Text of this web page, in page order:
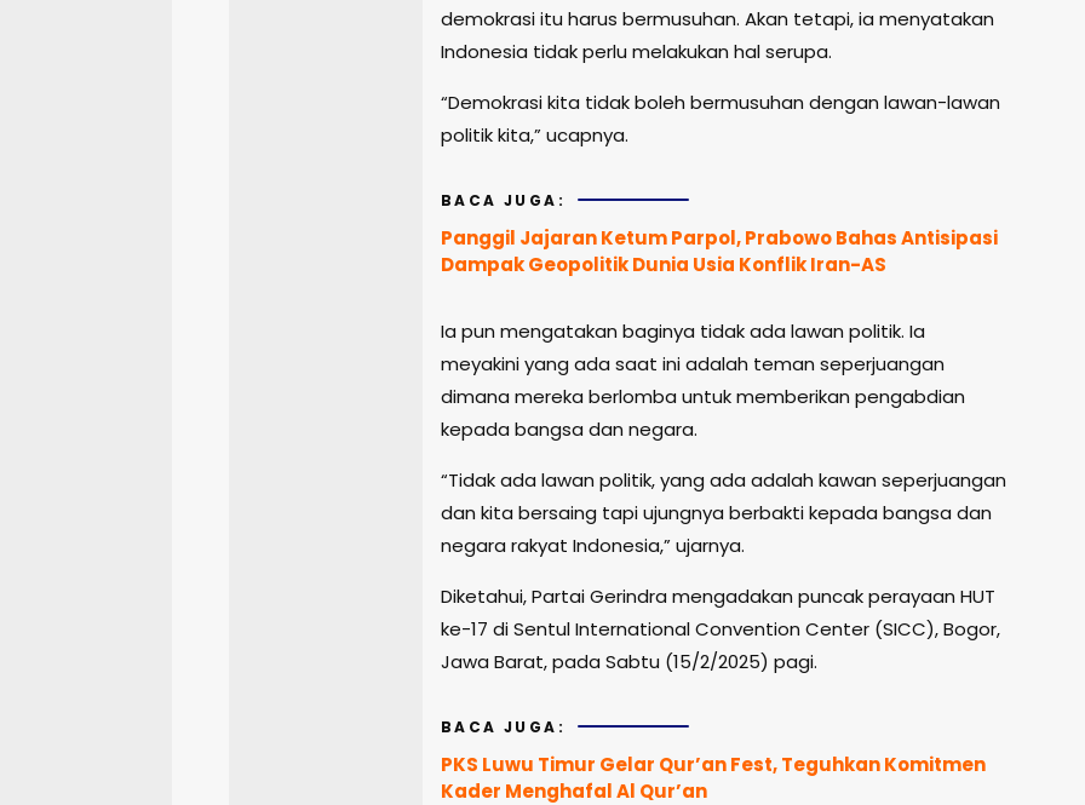
demokrasi itu harus bermusuhan. Akan tetapi, ia menyatakan
Indonesia tidak perlu melakukan hal serupa.
“Demokrasi kita tidak boleh bermusuhan dengan lawan-lawan
politik kita,” ucapnya.
BACA JUGA:
Panggil Jajaran Ketum Parpol, Prabowo Bahas Antisipasi
Dampak Geopolitik Dunia Usia Konflik Iran-AS
Ia pun mengatakan baginya tidak ada lawan politik. Ia
meyakini yang ada saat ini adalah teman seperjuangan
dimana mereka berlomba untuk memberikan pengabdian
kepada bangsa dan negara.
“Tidak ada lawan politik, yang ada adalah kawan seperjuangan
dan kita bersaing tapi ujungnya berbakti kepada bangsa dan
negara rakyat Indonesia,” ujarnya.
Diketahui, Partai Gerindra mengadakan puncak perayaan HUT
ke-17 di Sentul International Convention Center (SICC), Bogor,
Jawa Barat, pada Sabtu (15/2/2025) pagi.
BACA JUGA:
PKS Luwu Timur Gelar Qur’an Fest, Teguhkan Komitmen
Kader Menghafal Al Qur’an